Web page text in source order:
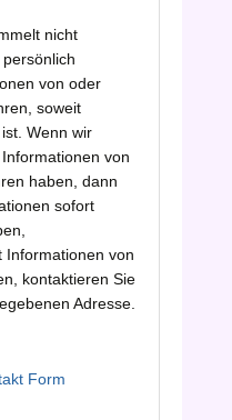
nicht
von oder
soweit
Wenn wir
von
haben, dann
sofort
Informationen von
kontaktieren Sie
Adresse.
Form